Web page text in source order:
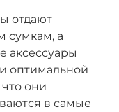
отдают
сумкам, а
аксессуары
оптимальной
они
в самые